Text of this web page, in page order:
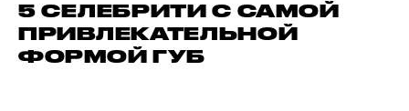
5 СЕЛЕБРИТИ С САМОЙ
ПРИВЛЕКАТЕЛЬНОЙ
ФОРМОЙ ГУБ